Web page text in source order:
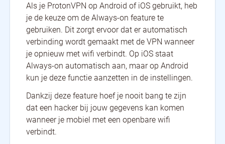
Als je ProtonVPN op Android of iOS gebruikt, heb
je de keuze om de Always-on feature te
gebruiken. Dit zorgt ervoor dat er automatisch
verbinding wordt gemaakt met de VPN wanneer
je opnieuw met wifi verbindt. Op iOS staat
Always-on automatisch aan, maar op Android
kun je deze functie aanzetten in de instellingen.
Dankzij deze feature hoef je nooit bang te zijn
dat een hacker bij jouw gegevens kan komen
wanneer je mobiel met een openbare wifi
verbindt.